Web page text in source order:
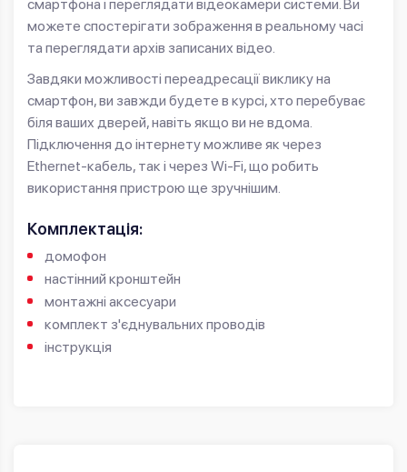
смартфона і переглядати відеокамери системи. Ви
можете спостерігати зображення в реальному часі
та переглядати архів записаних відео.
Завдяки можливості переадресації виклику на
смартфон, ви завжди будете в курсі, хто перебуває
біля ваших дверей, навіть якщо ви не вдома.
Підключення до інтернету можливе як через
Ethernet-кабель, так і через Wi-Fi, що робить
використання пристрою ще зручнішим.
Комплектація:
домофон
настінний кронштейн
монтажні аксесуари
комплект з'єднувальних проводів
інструкція